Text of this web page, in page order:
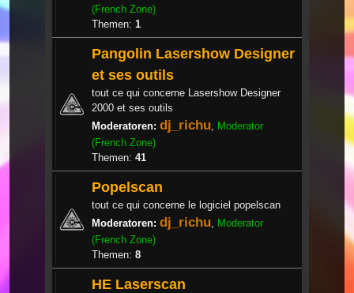
(French Zone)
Themen: 1
Pangolin Lasershow Designer
et ses outils
tout ce qui concerne Lasershow Designer
2000 et ses outils
Moderatoren: dj_richu Moderator
(French Zone)
Themen: 41
Popelscan
tout ce qui concerne le logiciel popelscan
Moderatoren: dj_richu Moderator
(French Zone)
Themen: 8
HE Laserscan